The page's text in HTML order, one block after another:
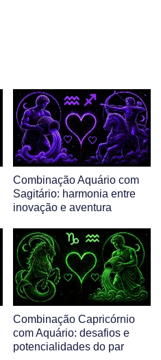
Combinação Aquário com
Sagitário: harmonia entre
inovação e aventura
Combinação Capricórnio
com Aquário: desafios e
potencialidades do par